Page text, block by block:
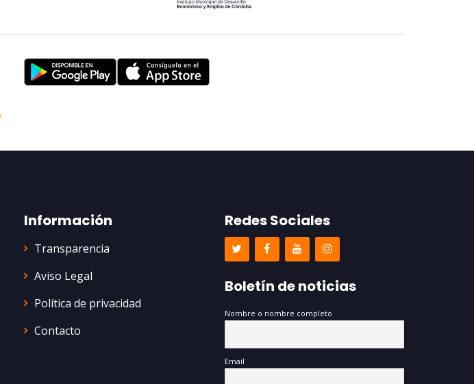
Información
Transparencia
Aviso Legal
Política de privacidad
Contacto
Redes Sociales
Boletín de noticias
Nombre o nombre completo
Email